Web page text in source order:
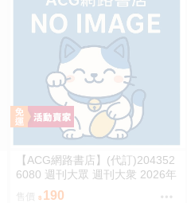
【ACG網路書店】(代訂)204352
6080 週刊大眾 週刊大衆 2026年
8月31日號 附:海報
190